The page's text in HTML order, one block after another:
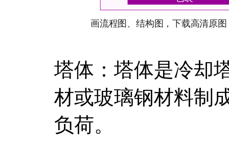
塔体：塔体是冷却
材或玻璃钢材料制
负荷。